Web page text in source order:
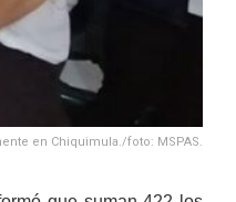
en Chiquimula./foto: MSPAS.